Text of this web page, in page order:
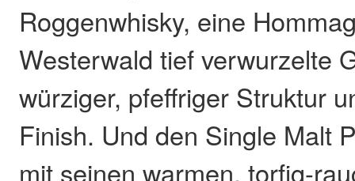
Roggenwhisky, eine
Westerwald tief verwurzelte
würziger, pfeffriger Struktur
Finish. Und den Single Malt
mit seinen warmen, torfig-